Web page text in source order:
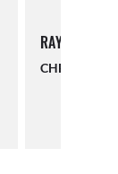
RAY-BAN
CHF 19.00